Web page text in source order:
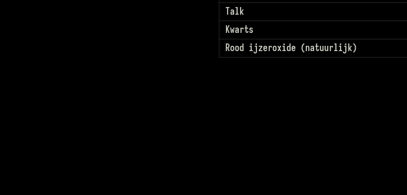
Talk
Kwarts
Rood ijzeroxide (natuurlijk)